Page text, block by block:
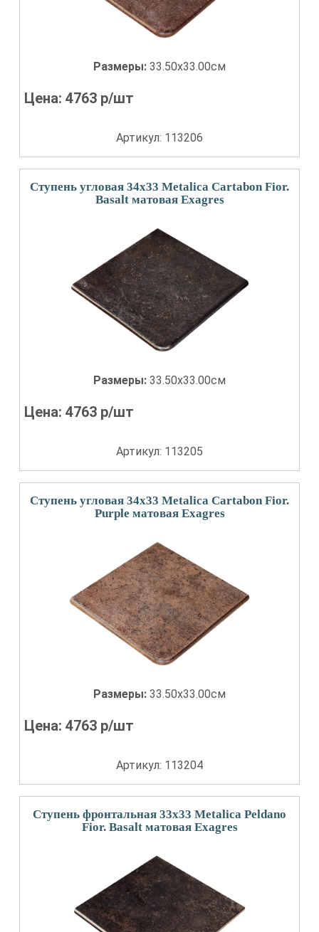
Размеры: 33.50x33.00см
Цена:4763 р/шт
Артикул: 113206
Ступень угловая 34x33 Metalica Cartabon Fior.
Basalt матовая Exagres
Размеры: 33.50x33.00см
Цена:4763 р/шт
Артикул: 113205
Ступень угловая 34x33 Metalica Cartabon Fior.
Purple матовая Exagres
Размеры: 33.50x33.00см
Цена:4763 р/шт
Артикул: 113204
Ступень фронтальная 33x33 Metalica Peldano
Fior. Basalt матовая Exagres